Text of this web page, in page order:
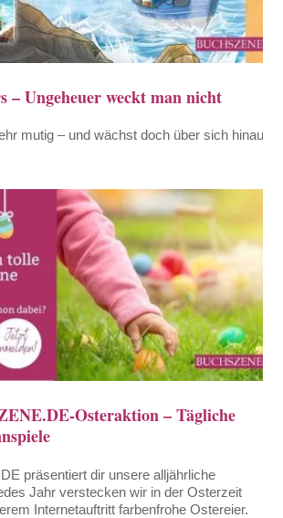
– Ungeheuer weckt man nicht
mutig – und wächst doch über sich hinaus
Osteraktion – Tägliche
präsentiert dir unsere alljährliche
Jahr verstecken wir in der Osterzeit
Internetauftritt farbenfrohe Ostereier.